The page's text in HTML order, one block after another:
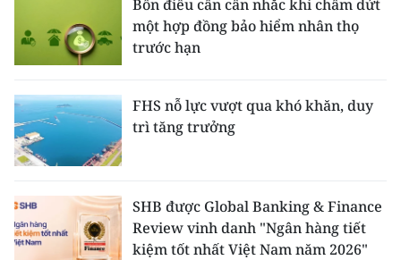
Bốn điều cần cân nhắc khi chấm dứt
một hợp đồng bảo hiểm nhân thọ
trước hạn
FHS nỗ lực vượt qua khó khăn, duy
trì tăng trưởng
SHB được Global Banking & Finance
Review vinh danh "Ngân hàng tiết
kiệm tốt nhất Việt Nam năm 2026"